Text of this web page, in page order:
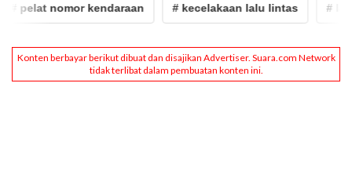
pelat nomor kendaraan # kecelakaan lalu lintas # laka